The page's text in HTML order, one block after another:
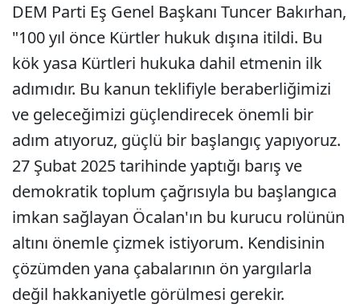
DEM Parti Eş Genel Başkanı Tuncer Bakırhan,
"100 yıl önce Kürtler hukuk dışına itildi. Bu
kök yasa Kürtleri hukuka dahil etmenin ilk
adımıdır. Bu kanun teklifiyle beraberliğimizi
ve geleceğimizi güçlendirecek önemli bir
adım atıyoruz, güçlü bir başlangıç yapıyoruz.
27 Şubat 2025 tarihinde yaptığı barış ve
demokratik toplum çağrısıyla bu başlangıca
imkan sağlayan Öcalan'ın bu kurucu rolünün
altını önemle çizmek istiyorum. Kendisinin
çözümden yana çabalarının ön yargılarla
değil hakkaniyetle görülmesi gerekir.